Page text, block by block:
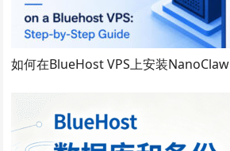
如何在BlueHost VPS上安装NanoClaw